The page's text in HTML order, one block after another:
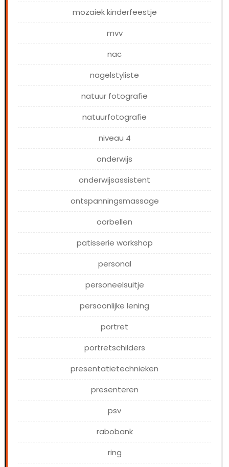
mozaiek kinderfeestje
mvv
nac
nagelstyliste
natuur fotografie
natuurfotografie
niveau 4
onderwijs
onderwijsassistent
ontspanningsmassage
oorbellen
patisserie workshop
personal
personeelsuitje
persoonlijke lening
portret
portretschilders
presentatietechnieken
presenteren
psv
rabobank
ring